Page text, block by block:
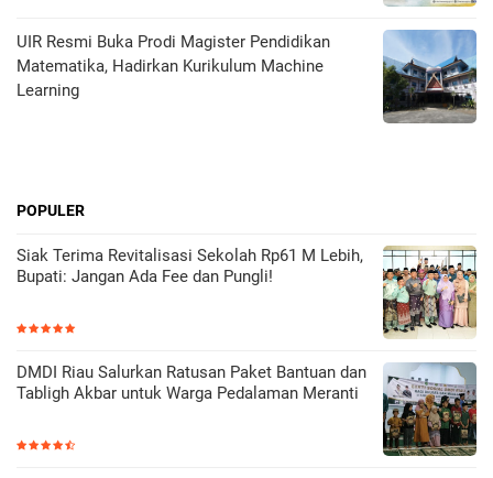
UIR Resmi Buka Prodi Magister Pendidikan
Matematika, Hadirkan Kurikulum Machine
Learning
POPULER
Siak Terima Revitalisasi Sekolah Rp61 M Lebih,
Bupati: Jangan Ada Fee dan Pungli!
DMDI Riau Salurkan Ratusan Paket Bantuan dan
Tabligh Akbar untuk Warga Pedalaman Meranti